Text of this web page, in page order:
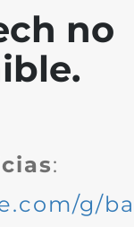
no
:
g/